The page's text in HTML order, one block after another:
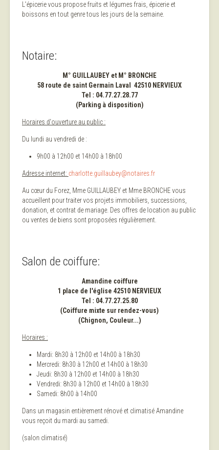
L'épicerie vous propose fruits et légumes frais, épicerie et
boissons en tout genre tous les jours de la semaine.
Notaire:
M° GUILLAUBEY et M° BRONCHE
58 route de saint Germain Laval 42510 NERVIEUX
Tel : 04.77.27.28.77
(Parking à disposition)
Horaires d'ouverture au public :
Du lundi au vendredi de :
9h00 à 12h00 et 14h00 à 18h00
Adresse internet: charlotte.guillaubey@notaires.fr
Au cœur du Forez, Mme GUILLAUBEY et Mme BRONCHE vous
accueillent pour traiter vos projets immobiliers, successions,
donation, et contrat de mariage. Des offres de location au public
ou ventes de biens sont proposées régulièrement.
Salon de coiffure:
Amandine coiffure
1 place de l'église 42510 NERVIEUX
Tel : 04.77.27.25.80
(Coiffure mixte sur rendez-vous)
(Chignon, Couleur...)
Horaires :
Mardi: 8h30 à 12h00 et 14h00 à 18h30
Mercredi: 8h30 à 12h00 et 14h00 à 18h30
Jeudi: 8h30 à 12h00 et 14h00 à 18h30
Vendredi: 8h30 à 12h00 et 14h00 à 18h30
Samedi: 8h00 à 14h00
Dans un magasin entièrement rénové et climatisé Amandine
vous reçoit du mardi au samedi.
(salon climatisé)